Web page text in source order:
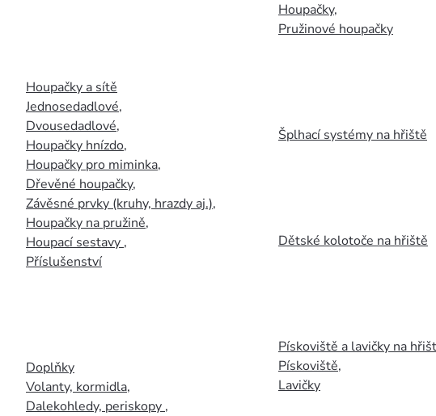
Houpačky a sítě
Jednosedadlové,
Dvousedadlové,
Houpačky hnízdo,
Houpačky pro miminka,
Dřevěné houpačky,
Závěsné prvky (kruhy, hrazdy aj.),
Houpačky na pružině,
Houpací sestavy ,
Příslušenství
Doplňky
Volanty, kormidla,
Dalekohledy, periskopy ,
Houpačky,
Pružinové houpačky
Šplhací systémy na hřiště
Dětské kolotoče na hřiště
Pískoviště a lavičky na
Pískoviště,
Lavičky